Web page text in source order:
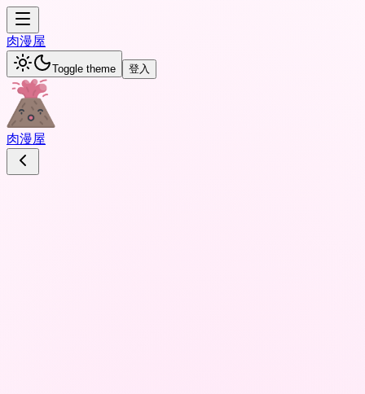
肉漫屋
Toggle theme 登入
肉漫屋